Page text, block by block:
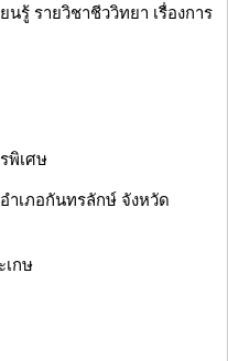
รู้ รายวิชาชีววิทยา เรื่องการ
พิเศษ
ำเภอกันทรลักษ์ จังหวัด
เกษ